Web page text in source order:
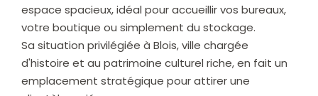
espace spacieux, idéal pour accueillir vos bureaux,
votre boutique ou simplement du stockage.
Sa situation privilégiée à Blois, ville chargée
d'histoire et au patrimoine culturel riche, en fait un
emplacement stratégique pour attirer une